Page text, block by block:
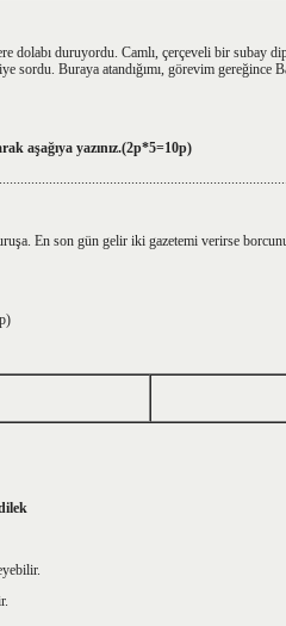
dolabı duruyordu. Camlı, çerçeveli bir subay
sordu. Buraya atandığımı, görevim
aşağıya yazınız.(2p*5=10p)
En son gün gelir iki gazete­mi verirse